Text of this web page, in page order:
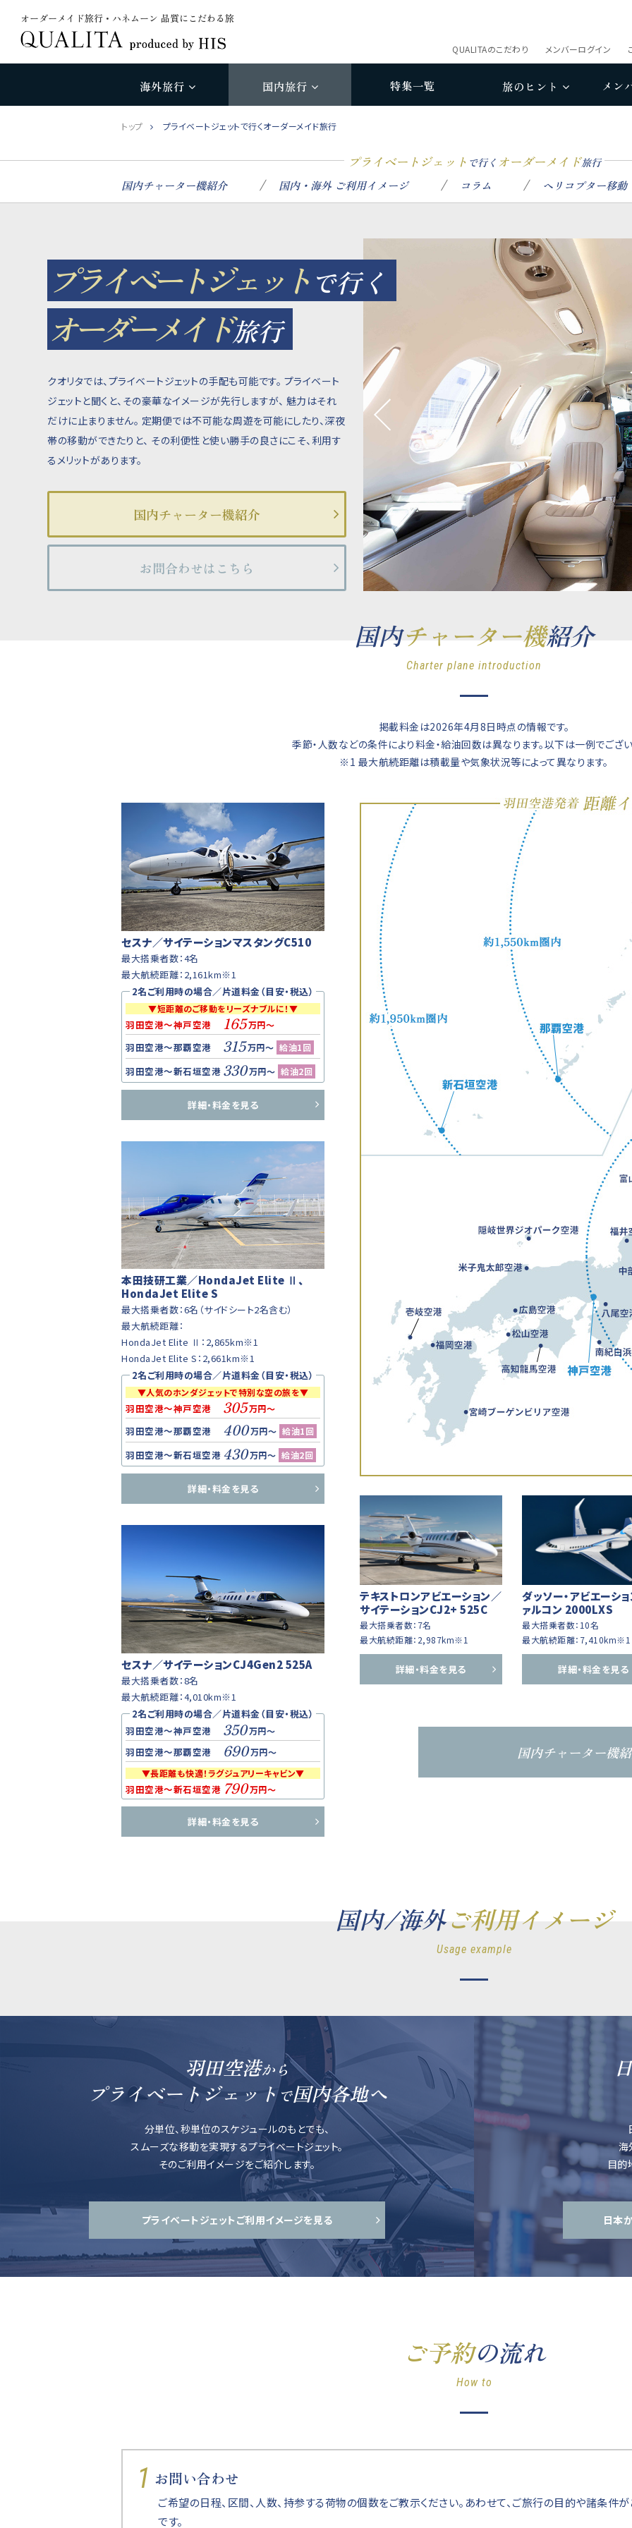
オーダーメイド旅行・ハネムーン 品質にこだわる旅
メンバーログイン
QUALITAのこだわり
海外旅行 国内旅行 特集一覧 旅のヒント メン
トップ プライベートジェットで行くオーダーメイド旅行
プライベートジェット で行く オーダーメイド旅行
国内チャーター機紹介 国内・海外 ご利用イメージ コラム ヘリコプター移動
プライベートジェット で行く
オーダーメイド旅行
クオリタでは、プライベートジェットの手配も可能です。 プライベート
ジェットと聞くと、その豪華なイメージが先行しますが、 魅力はそれ
だけに止まりません。 定期便では不可能な周遊を可能にしたり、深夜
帯の移動ができたりと、 その利便性と使い勝手の良さにこそ、利用す
るメリットがあります。
国内チャーター機紹介
お問合わせはこちら
国内チャーター機紹介
Charter plane introduction
掲載料金は2026年4月8日時点の情報です。
季節・人数などの条件により料金・給油回数は異なります。以下は一例でござい
※1 最大航続距離は積載量や気象状況等によって異なります。
セスナ／サイテーションマスタングC510
最大搭乗者数：4名
最大航続距離：2,161km※1
2名ご利用時の場合／片道料金（目安・税込）
▼短距離のご移動をリーズナブルに！▼
羽田空港～神戸空港 165 万円～
羽田空港～那覇空港 315 万円～ 給油1回
羽田空港～新石垣空港 330 万円～ 給油2回
詳細・料金を見る
本田技研工業／HondaJet Elite Ⅱ、
HondaJet Elite S
最大搭乗者数：6名（サイドシート2名含む）
最大航続距離：
HondaJet Elite Ⅱ：2,865km※1
HondaJet Elite S：2,661km※1
2名ご利用時の場合／片道料金（目安・税込）
▼人気のホンダジェットで特別な空の旅を▼
羽田空港～神戸空港 305 万円～
羽田空港～那覇空港 400 万円～ 給油1回
羽田空港～新石垣空港 430 万円～ 給油2回
詳細・料金を見る
セスナ／サイテーションCJ4Gen2 525A
最大搭乗者数：8名
最大航続距離：4,010km※1
2名ご利用時の場合／片道料金（目安・税込）
羽田空港～神戸空港
350 万円～
羽田空港～那覇空港 690 万円～
▼長距離も快適！ラグジュアリーキャビン▼
羽田空港～新石垣空港 790 万円～
詳細・料金を見る
テキストロンアビエーション／
サイテーションCJ2+ 525C
最大搭乗者数：7名
最大航続距離：2,987km※1
詳細・料金を見る
ダッソー・アビエーシ
ァルコン 2000LXS
最大搭乗者数：10名
最大航続距離：7,410km※1
詳細・料金を見る
国内チャーター機
国内/海外ご利用イメージ
Usage example
羽田空港から
プライベートジェットで国内各地へ
分単位、秒単位のスケジュールのもとでも、
スムーズな移動を実現するプライベートジェット。
そのご利用イメージをご紹介します。
プライベートジェットご利用イメージを見る
海
目的
日本
ご予約の流れ
How to
1 お問い合わせ
ご希望の日程、区間、人数、持参する荷物の個数をご教示ください。あわせて、ご旅行の目的や諸条件
です。